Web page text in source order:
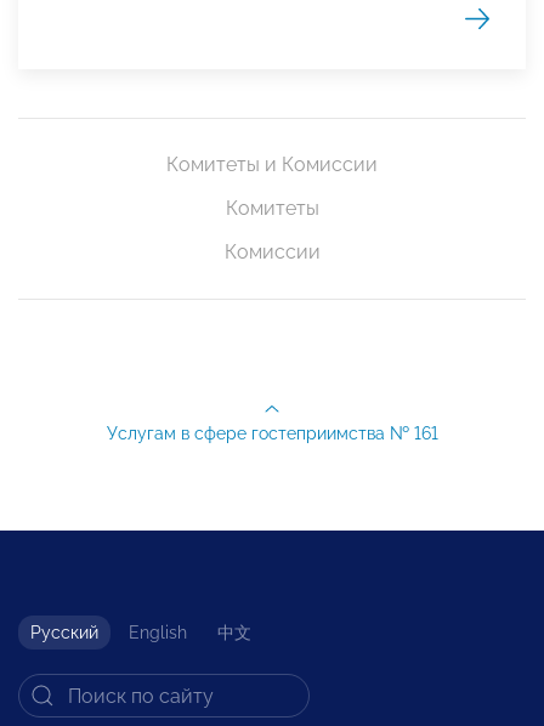
Комитеты и Комиссии
Комитеты
Комиссии
Услугам в сфере гостеприимства № 161
Русский English 中文